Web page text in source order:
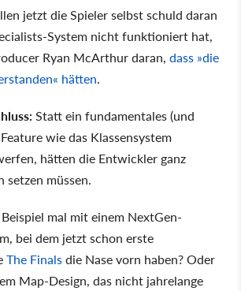
jetzt die Spieler selbst schuld daran
System nicht funktioniert hat,
Ryan McArthur daran, dass »die
hätten.
Statt ein fundamentales (und
wie das Klassensystem
hätten die Entwickler ganz
müssen.
mal mit einem NextGen-
bei dem jetzt schon erste
The Finalsdie Nase vorn haben? Oder
Map-Design, das nicht jahrelange